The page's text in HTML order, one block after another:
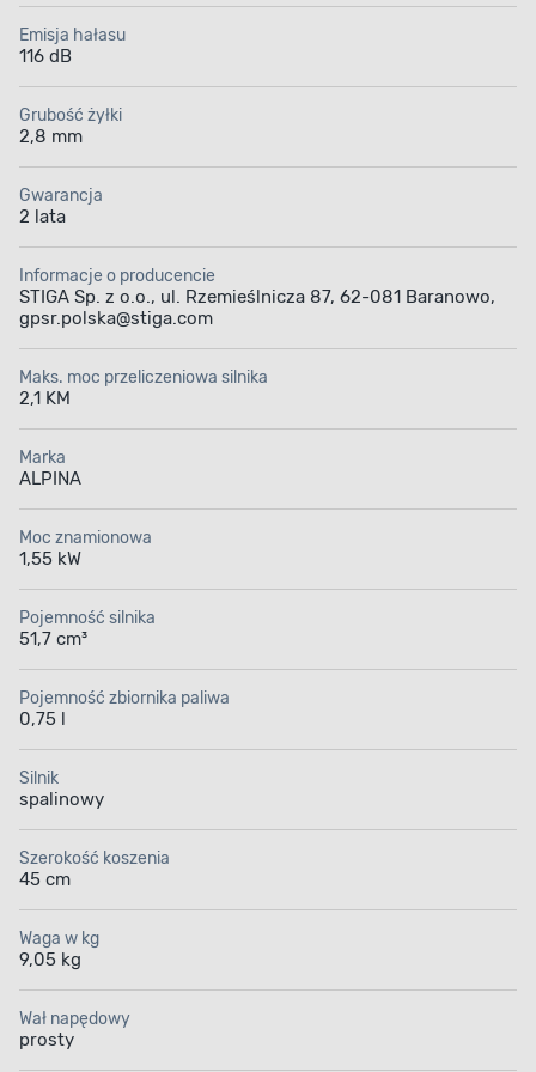
Emisja hałasu
116 dB
Grubość żyłki
2,8 mm
Gwarancja
2 lata
Informacje o producencie
STIGA Sp. z o.o., ul. Rzemieślnicza 87, 62-081 Baranowo,
gpsr.polska@stiga.com
Maks. moc przeliczeniowa silnika
2,1 KM
Marka
ALPINA
Moc znamionowa
1,55 kW
Pojemność silnika
51,7 cm³
Pojemność zbiornika paliwa
0,75 l
Silnik
spalinowy
Szerokość koszenia
45 cm
Waga w kg
9,05 kg
Wał napędowy
prosty